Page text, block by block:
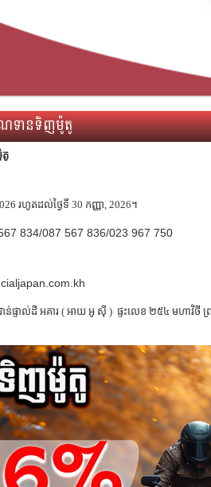
ទានទិញម៉ូតូ
តូ
រហូតដល់ថ្ងៃទី 30 កញ្ញា, 2026។
834/087 567 836/023 967 750
ផ្ទាល់ដី អគារ ( អាយ អូ ស៊ី ) ផ្ទះលេខ ២៥៤ មហាវិថី ព្រ